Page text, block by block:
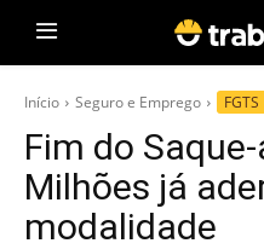
Início Seguro e Emprego FGTS
Fim do
Milhões já
modalidade